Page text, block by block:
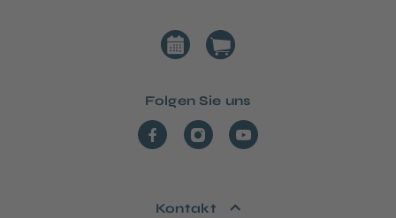
Folgen Sie uns
Kontakt